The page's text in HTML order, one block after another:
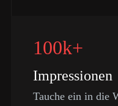
100k+
Impressionen
Tauche ein in die